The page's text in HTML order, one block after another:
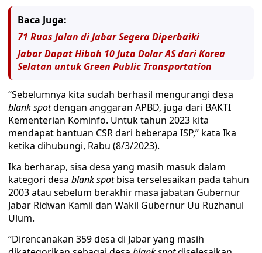
Baca Juga:
71 Ruas Jalan di Jabar Segera Diperbaiki
Jabar Dapat Hibah 10 Juta Dolar AS dari Korea
Selatan untuk Green Public Transportation
“Sebelumnya kita sudah berhasil mengurangi desa
blank spotdengan anggaran APBD, juga dari BAKTI
Kementerian Kominfo. Untuk tahun 2023 kita
mendapat bantuan CSR dari beberapa ISP,” kata Ika
ketika dihubungi, Rabu (8/3/2023).
Ika berharap, sisa desa yang masih masuk dalam
kategori desa blank spotbisa terselesaikan pada tahun
2003 atau sebelum berakhir masa jabatan Gubernur
Jabar Ridwan Kamil dan Wakil Gubernur Uu Ruzhanul
Ulum.
“Direncanakan 359 desa di Jabar yang masih